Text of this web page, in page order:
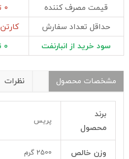
قیمت مصرف کننده
0 تومان
حداقل تعداد سفارش
کارتن 4 عددی
سود خرید از انبارنفت
0 تومان
مشخصات محصول نظرات
برند
محصول
پریس
وزن خالص 2500 گرم